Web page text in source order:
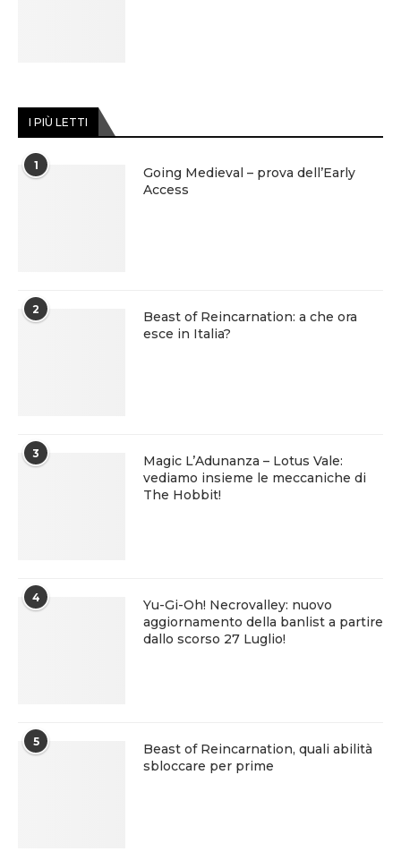
I PIÙ LETTI
1
Going Medieval – prova dell’Early
Access
2
Beast of Reincarnation: a che ora
esce in Italia?
3
Magic L’Adunanza – Lotus Vale:
vediamo insieme le meccaniche di
The Hobbit!
4
Yu-Gi-Oh! Necrovalley: nuovo
aggiornamento della banlist a partire
dallo scorso 27 Luglio!
5
Beast of Reincarnation, quali abilità
sbloccare per prime